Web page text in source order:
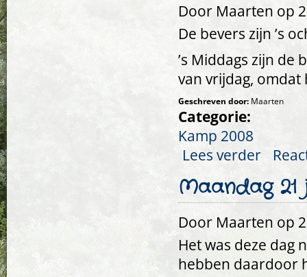
Door Maarten op
De bevers zijn ’s
’s Middags zijn de
van vrijdag, omdat
Geschreven door: Maarten
Categorie:
Kamp 2008
Lees verder over
Maandag 21
Door Maarten op
Het was deze dag
hebben daardoor